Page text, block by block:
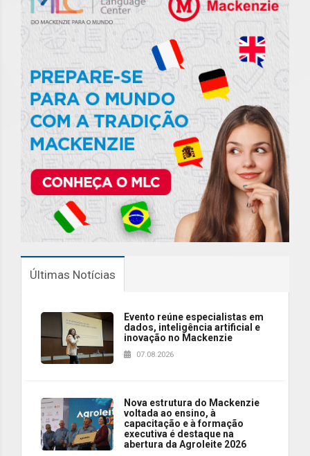
Últimas Notícias
Evento reúne especialistas em
dados, inteligência artificial e
inovação no Mackenzie
07.08.2026
Nova estrutura do Mackenzie
voltada ao ensino, à
capacitação e à formação
executiva é destaque na
abertura da Agroleite 2026